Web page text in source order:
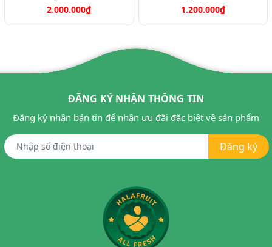
2.000.000₫
1.200.000₫
ĐĂNG KÝ NHẬN THÔNG TIN
Đăng ký nhận bản tin để nhận ưu đãi đặc biệt về sản phẩm
Đăng ký